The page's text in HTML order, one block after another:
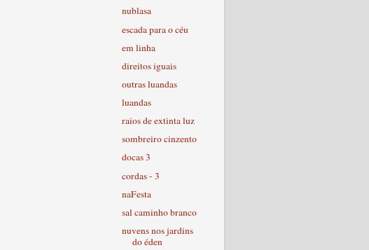
nublasa
escada para o céu
em linha
direitos iguais
outras luandas
luandas
raios de extinta luz
sombreiro cinzento
docas 3
cordas - 3
naFesta
sal caminho branco
nuvens nos jardins
do éden